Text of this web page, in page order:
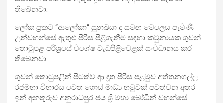
තිබෙනවා.
ලෝක ප්‍රකට “ආලෝකා“ සුනඛයා ද සමඟ මෙලෙස පැමිණි
උන්වහන්සේ ඇතුළු පිරිස පිළිගැනීම සඳහා කටුනායක ගුවන්
තොටුපළ පරිශ්‍රයේ විශේෂ වැඩපිළිවෙළක් සංවිධානය කර
තිබෙනවා.
ගුවන් තොටුපළින් පිටත්ව ආ දූත පිරිස පළමුව අත්තනගල්ල
රජමහා විහාරය වෙත ගොස් මාධ්‍ය හමුවක් පවත්වන අතර
ඉන් අනතුරුව අනුරාධපුර ජය ශ්‍රී මහා බෝධීන් වහන්සේ